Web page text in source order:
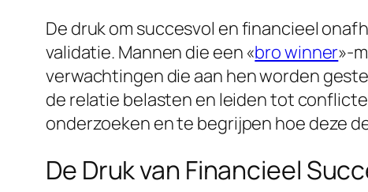
De druk om succesvol en financieel
validatie. Mannen die een «bro winner»-
verwachtingen die aan hen worden
de relatie belasten en leiden tot
onderzoeken en te begrijpen hoe deze
De Druk van Financieel